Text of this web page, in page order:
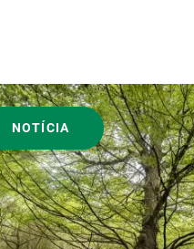
NOTÍCIA